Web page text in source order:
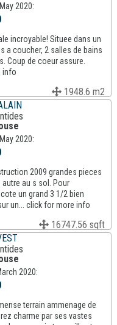
2020:
incroyable! Situee dans un
a coucher, 2 salles de bains
Coup de coeur assure.
info
1948.6 m2
2020:
2009 grandes pieces
au s sol. Pour
un grand 3 1/2 bien
un... click for more info
16747.56 sqft
2020:
terrain ammenage de
charme par ses vastes